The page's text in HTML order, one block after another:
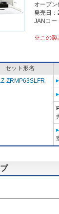
オープン
発売日：
JANコー
※この製
セット形名
ZRMP63SLFR